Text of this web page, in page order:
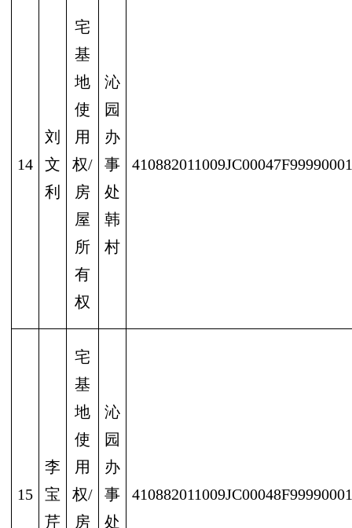
14
刘
文
利
宅
基
地
使
用
权/
房
屋
所
有
权
沁
园
办
事
处
韩
村
410882011009JC00047F99990001
15
李
宝
芹
宅
基
地
使
用
权/
房
沁
园
办
事
处
410882011009JC00048F99990001